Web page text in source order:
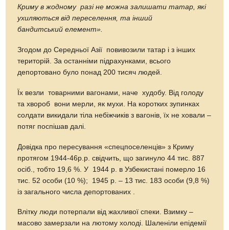
Криму в жодному разі не можна залишати татар, які
ухиляються від переселення, та інший
бандитський елемент».
Згодом до Середньої Азії повивозили татар і з інших
територій. За останніми підрахунками, всього
депортовано було понад 200 тисяч людей.
Їх везли товарними вагонами, наче худобу. Від голоду
та хвороб вони мерли, як мухи. На коротких зупинках
солдати викидали тіла небіжчиків з вагонів, їх не ховали –
потяг поспішав далі.
Довідка про пересування «спецпоселенців» з Криму
протягом 1944-46р.р. свідчить, що загинуло 44 тис. 887
осіб., тобто 19,6 %. У 1944 р. в Узбекистані померло 16
тис. 52 особи (10 %); 1945 р. – 13 тис. 183 особи (9,8 %)
із загального числа депортованих .
Влітку люди потерпали від жахливої спеки. Взимку –
масово замерзали на лютому холоді. Шаленіли епідемії